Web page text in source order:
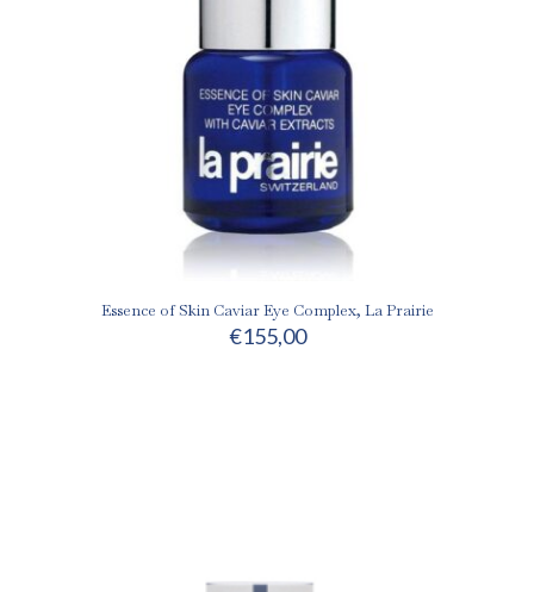
Essence of Skin Caviar Eye Complex, La Prairie
€155,00